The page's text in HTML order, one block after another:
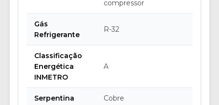
compressor
Gás
Refrigerante
R-32
Classificação
Energética
INMETRO
A
Serpentina Cobre